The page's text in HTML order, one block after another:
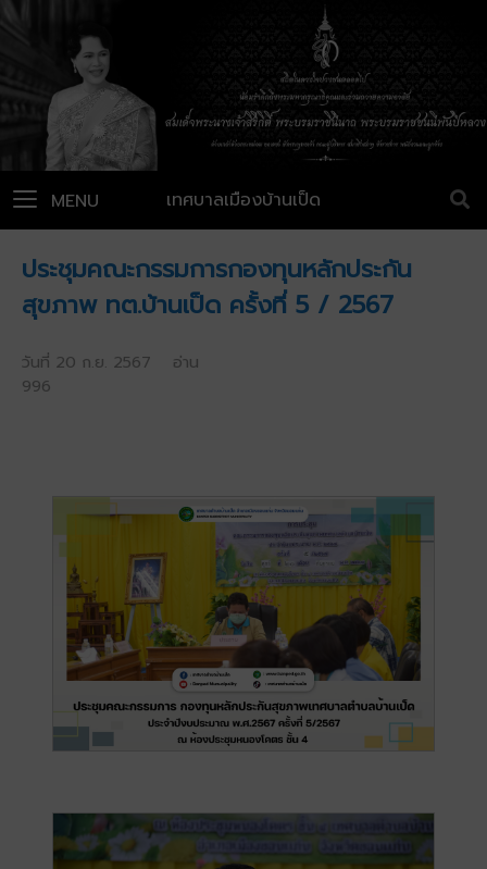
เทศบาลเมืองบ้านเป็ด
MENU
ประชุมคณะกรรมการกองทุนหลักประกัน
สุขภาพ ทต.บ้านเป็ด ครั้งที่ 5 / 2567
วันที่ 20 ก.ย. 2567 อ่าน
996